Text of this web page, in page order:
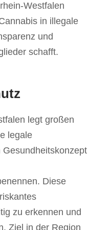
Westfalen
in illegale
und
schafft.
legt großen
legale
Diese
zu erkennen und
Ziel in der Region